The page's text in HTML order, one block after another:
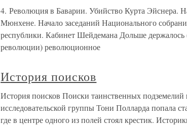
4. Революция в Баварии. Убийство Курта Эйснера.
Мюнхене. Начало заседаний Национального
республики. Кабинет Шейдемана Дольше держалось
революции) революционное
История поисков
История поисков Поиски таинственных подземелий
исследовательской группы Тони Полларда попала
где в центре одного из полей стоял крестик.